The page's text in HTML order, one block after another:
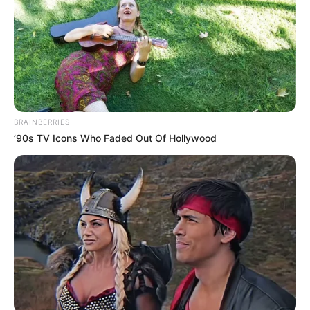
Két órára megtelt a Bécsi Kapu tér. A helyszínen
szívecske alakú és Magyarország színeiben
díszített mézeskalácsot, illetve forró teát, forralt
bort és zsíros kenyeret kínálnak. Emellett a Tisza
Shop is nyitva van, ahol különböző termékeket
lehet vásárolni.
BRAINBERRIES
’90s TV Icons Who Faded Out Of Hollywood